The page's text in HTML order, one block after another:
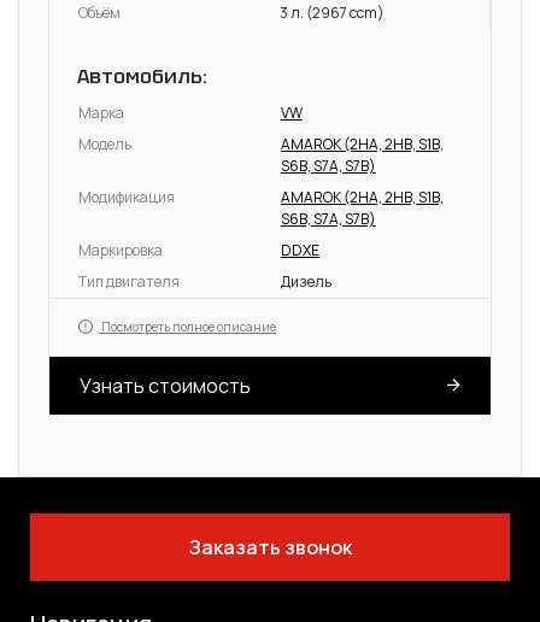
Объём 3 л. (2967 ccm)
Автомобиль:
Марка
VW
Модель
AMAROK (2HA, 2HB, S1B,
S6B, S7A, S7B)
Модификация
AMAROK (2HA, 2HB, S1B,
S6B, S7A, S7B)
Маркировка
DDXE
Тип двигателя
Дизель
Посмотреть полное описание
Узнать стоимость
Заказать звонок